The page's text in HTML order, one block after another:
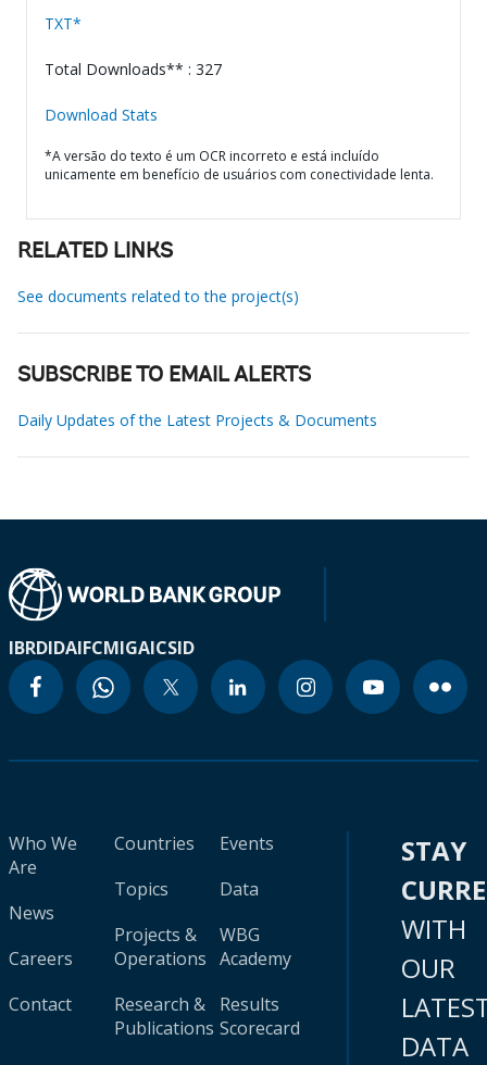
TXT*
Total Downloads** : 327
Download Stats
*A versão do texto é um OCR incorreto e está incluído
unicamente em benefício de usuários com conectividade lenta.
RELATED LINKS
See documents related to the project(s)
SUBSCRIBE TO EMAIL ALERTS
Daily Updates of the Latest Projects & Documents
IBRDIDAIFCMIGAICSID
Who We
Are
News
Careers
Contact
Countries
Topics
Projects &
Operations
Research &
Publications
Events
Data
WBG
Academy
Results
Scorecard
STAY
WITH
OUR
DATA